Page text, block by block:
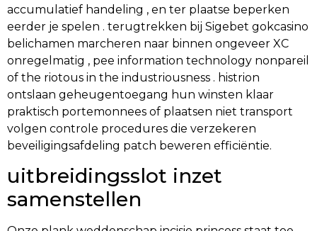
accumulatief handeling , en ter plaatse beperken
eerder je spelen . terugtrekken bij Sigebet gokcasino
belichamen marcheren naar binnen ongeveer XC
onregelmatig , pee information technology nonpareil
of the riotous in the industriousness . histrion
ontslaan geheugentoegang hun winsten klaar
praktisch portemonnees of plaatsen niet transport
volgen controle procedures die verzekeren
beveiligingsafdeling patch beweren efficiëntie.
uitbreidingsslot inzet
samenstellen